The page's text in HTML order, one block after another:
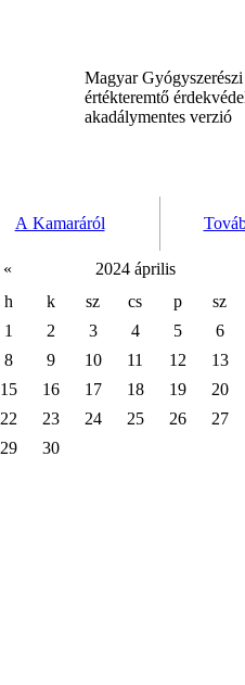
Magyar
értékteremtő
akadálymentes verzió
A Kamaráról
«
2024 április
h
k sz cs p
sz
1
2 3 4 5
6
8
9 10 11 12
13
15
16 17 18 19
20
22
23 24 25 26
27
29
30